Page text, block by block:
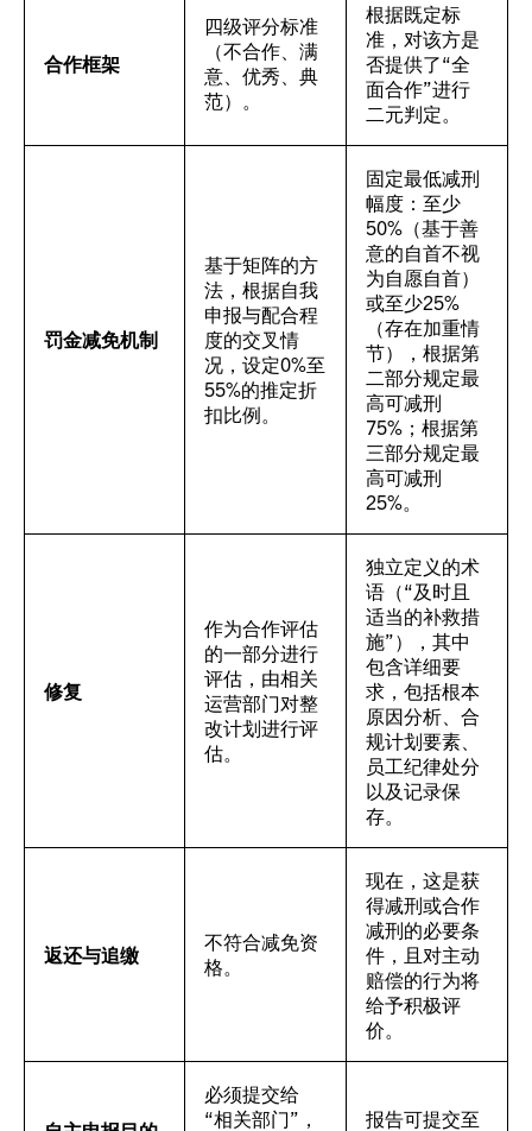
合作框架
四级评分标准
（不合作、满
意、优秀、典
范）。
根据既定标
准，对该方是
否提供了“全
面合作”进行
二元判定。
罚金减免机制
基于矩阵的方
法，根据自我
申报与配合程
度的交叉情
况，设定0%至
55%的推定折
扣比例。
固定最低减刑
幅度：至少
50%（基于善
意的自首不视
为自愿自首）
或至少25%
（存在加重情
节），根据第
二部分规定最
高可减刑
75%；根据第
三部分规定最
高可减刑
25%。
修复
作为合作评估
的一部分进行
评估，由相关
运营部门对整
改计划进行评
估。
独立定义的术
语（“及时且
适当的补救措
施”），其中
包含详细要
求，包括根本
原因分析、合
规计划要素、
员工纪律处分
以及记录保
存。
返还与追缴
不符合减免资
格。
现在，这是获
得减刑或合作
减刑的必要条
件，且对主动
赔偿的行为将
给予积极评
价。
必须提交给
“相关部门”，
报告可提交至